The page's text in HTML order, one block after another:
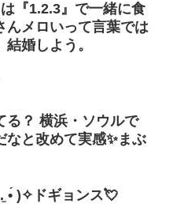
『1.2.3』で一緒に食
んメロいって言葉では
婚しよう。
る？ 横浜・ソウルで
なと改めて実感✨まぶ
•́ )✧ドギョンス💘